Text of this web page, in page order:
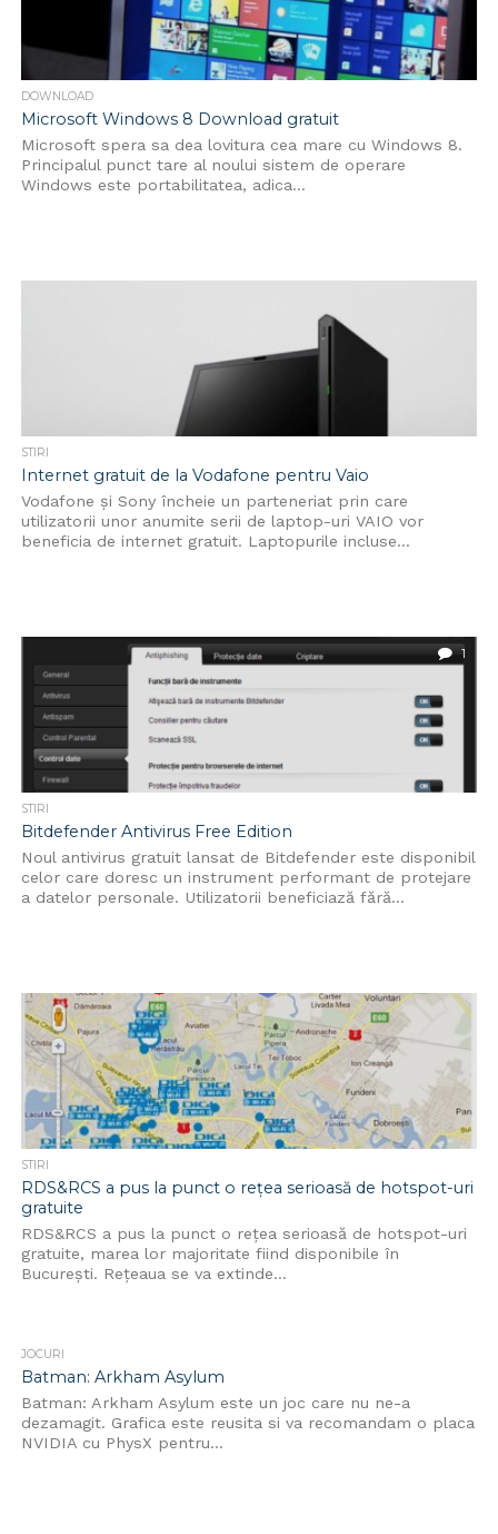
DOWNLOAD
Microsoft Windows 8 Download gratuit
Microsoft spera sa dea lovitura cea mare cu Windows 8.
Principalul punct tare al noului sistem de operare
Windows este portabilitatea, adica...
STIRI
Internet gratuit de la Vodafone pentru Vaio
Vodafone și Sony încheie un parteneriat prin care
utilizatorii unor anumite serii de laptop-uri VAIO vor
beneficia de internet gratuit. Laptopurile incluse...
1
STIRI
Bitdefender Antivirus Free Edition
Noul antivirus gratuit lansat de Bitdefender este disponibil
celor care doresc un instrument performant de protejare
a datelor personale. Utilizatorii beneficiază fără...
STIRI
RDS&RCS a pus la punct o rețea serioasă de hotspot-uri
gratuite
RDS&RCS a pus la punct o rețea serioasă de hotspot-uri
gratuite, marea lor majoritate fiind disponibile în
București. Rețeaua se va extinde...
JOCURI
Batman: Arkham Asylum
Batman: Arkham Asylum este un joc care nu ne-a
dezamagit. Grafica este reusita si va recomandam o placa
NVIDIA cu PhysX pentru...